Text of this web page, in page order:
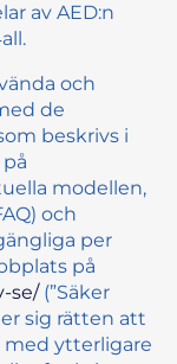
av AED:n
och
de
beskrivs i
modellen,
och
per
på
se/(”Säker
sig rätten att
ytterligare